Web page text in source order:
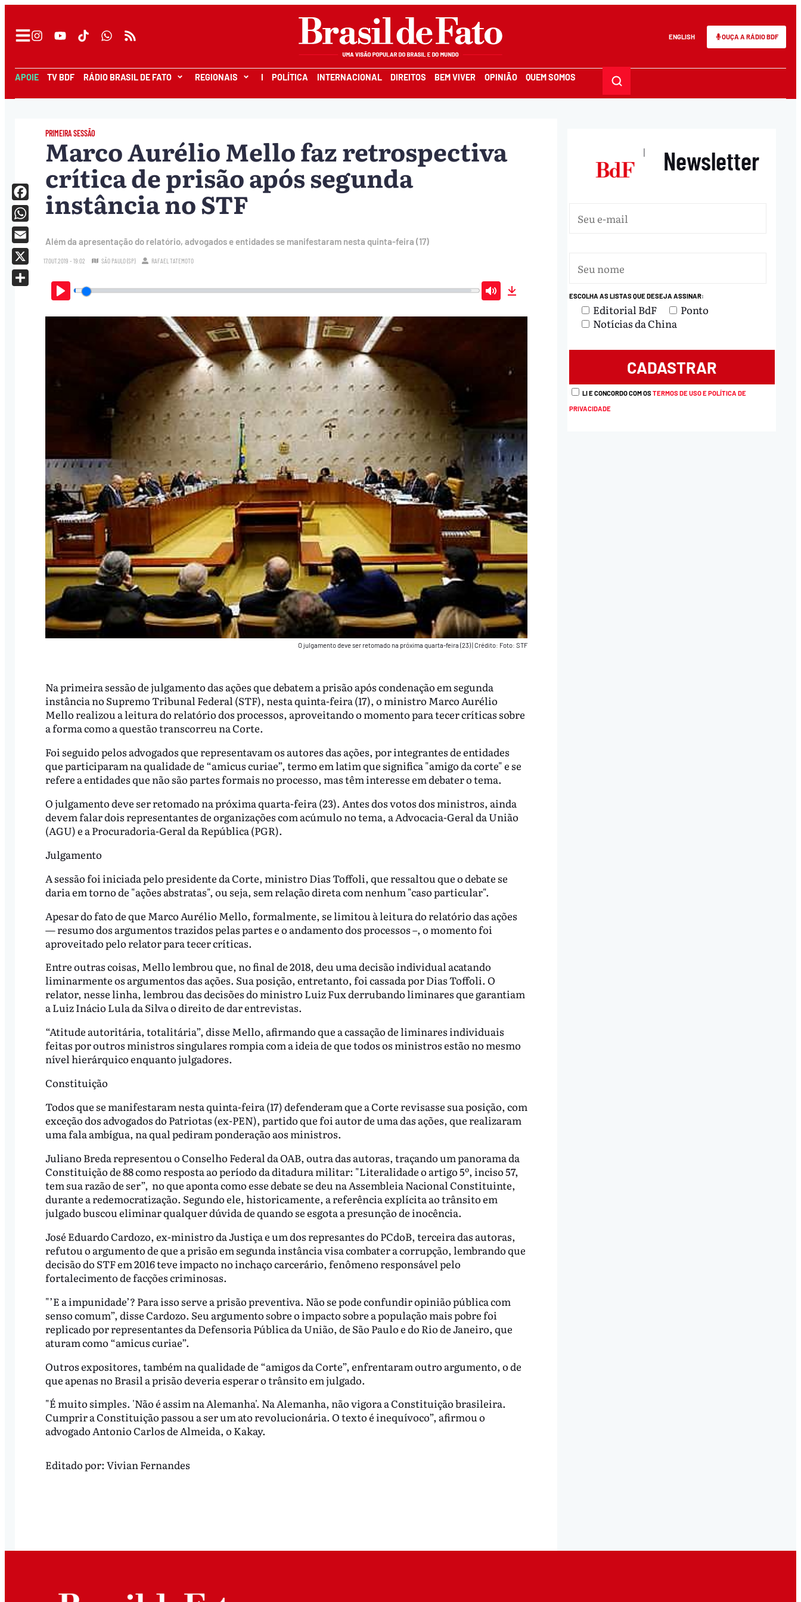
ENGLISH OUÇA A RÁDIO BDF
APOIE TV BDF RÁDIO BRASIL DE FATO REGIONAIS I POLÍTICA INTERNACIONAL DIREITOS BEM VIVER OPINIÃO QUEM SOMOS
PRIMEIRA SESSÃO
Marco Aurélio Mello faz retrospectiva
crítica de prisão após segunda
instância no STF
Além da apresentação do relatório, advogados e entidades se manifestaram nesta quinta-feira (17)
17.OUT.2019 - 19:02 SÃO PAULO (SP) RAFAEL TATEMOTO
Play Mute
O julgamento deve ser retomado na próxima quarta-feira (23)|Crédito: Foto: STF
Na primeira sessão de julgamento das ações que debatem a prisão após condenação em segunda
instância no Supremo Tribunal Federal (STF), nesta quinta-feira (17), o ministro Marco Aurélio
Mello realizou a leitura do relatório dos processos, aproveitando o momento para tecer críticas sobre
a forma como a questão transcorreu na Corte.
Foi seguido pelos advogados que representavam os autores das ações, por integrantes de entidades
que participaram na qualidade de “amicus curiae”, termo em latim que significa "amigo da corte" e se
refere a entidades que não são partes formais no processo, mas têm interesse em debater o tema.
O julgamento deve ser retomado na próxima quarta-feira (23). Antes dos votos dos ministros, ainda
devem falar dois representantes de organizações com acúmulo no tema, a Advocacia-Geral da União
(AGU) e a Procuradoria-Geral da República (PGR).
Julgamento
A sessão foi iniciada pelo presidente da Corte, ministro Dias Toffoli, que ressaltou que o debate se
daria em torno de "ações abstratas", ou seja, sem relação direta com nenhum "caso particular".
Apesar do fato de que Marco Aurélio Mello, formalmente, se limitou à leitura do relatório das ações
— resumo dos argumentos trazidos pelas partes e o andamento dos processos –, o momento foi
aproveitado pelo relator para tecer críticas.
Entre outras coisas, Mello lembrou que, no final de 2018, deu uma decisão individual acatando
liminarmente os argumentos das ações. Sua posição, entretanto, foi cassada por Dias Toffoli. O
relator, nesse linha, lembrou das decisões do ministro Luiz Fux derrubando liminares que garantiam
a Luiz Inácio Lula da Silva o direito de dar entrevistas.
“Atitude autoritária, totalitária”, disse Mello, afirmando que a cassação de liminares individuais
feitas por outros ministros singulares rompia com a ideia de que todos os ministros estão no mesmo
nível hierárquico enquanto julgadores.
Constituição
Todos que se manifestaram nesta quinta-feira (17) defenderam que a Corte revisasse sua posição, com
exceção dos advogados do Patriotas (ex-PEN), partido que foi autor de uma das ações, que realizaram
uma fala ambígua, na qual pediram ponderação aos ministros.
Juliano Breda representou o Conselho Federal da OAB, outra das autoras, traçando um panorama da
Constituição de 88 como resposta ao período da ditadura militar: "Literalidade o artigo 5º, inciso 57,
tem sua razão de ser”, no que aponta como esse debate se deu na Assembleia Nacional Constituinte,
durante a redemocratização. Segundo ele, historicamente, a referência explícita ao trânsito em
julgado buscou eliminar qualquer dúvida de quando se esgota a presunção de inocência.
José Eduardo Cardozo, ex-ministro da Justiça e um dos represantes do PCdoB, terceira das autoras,
refutou o argumento de que a prisão em segunda instância visa combater a corrupção, lembrando que
decisão do STF em 2016 teve impacto no inchaço carcerário, fenômeno responsável pelo
fortalecimento de facções criminosas.
"’E a impunidade’? Para isso serve a prisão preventiva. Não se pode confundir opinião pública com
senso comum”, disse Cardozo. Seu argumento sobre o impacto sobre a população mais pobre foi
replicado por representantes da Defensoria Pública da União, de São Paulo e do Rio de Janeiro, que
aturam como “amicus curiae”.
Outros expositores, também na qualidade de “amigos da Corte”, enfrentaram outro argumento, o de
que apenas no Brasil a prisão deveria esperar o trânsito em julgado.
"É muito simples. 'Não é assim na Alemanha'. Na Alemanha, não vigora a Constituição brasileira.
Cumprir a Constituição passou a ser um ato revolucionária. O texto é inequívoco”, afirmou o
advogado Antonio Carlos de Almeida, o Kakay.
Facebook
WhatsApp
Email
X
Editado por: Vivian Fernandes
| Newsletter
ESCOLHA AS LISTAS QUE DESEJA ASSINAR:
Editorial BdF
Ponto
Notícias da China
LI E CONCORDO COM OSTERMOS DE USO E POLÍTICA DE
PRIVACIDADE